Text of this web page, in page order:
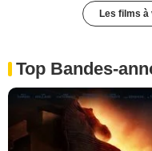
Les films
Top Bandes-